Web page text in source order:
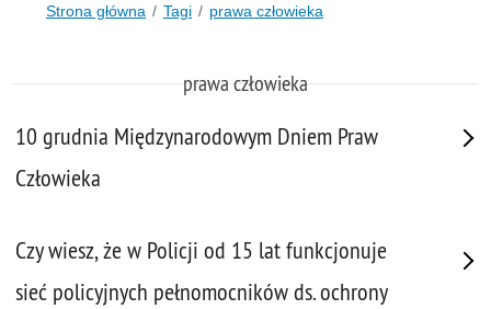
Strona główna Tagi prawa człowieka
prawa człowieka
10 grudnia Międzynarodowym Dniem Praw
Człowieka
Czy wiesz, że w Policji od 15 lat funkcjonuje
sieć policyjnych pełnomocników ds. ochrony